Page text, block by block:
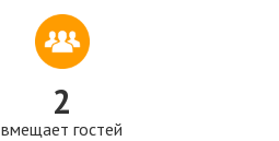
2
вмещает гостей